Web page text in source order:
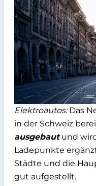
Elektroautos:Das
in der Schweiz
ausgebautund
Ladepunkte
Städte und die
gut aufgestellt.